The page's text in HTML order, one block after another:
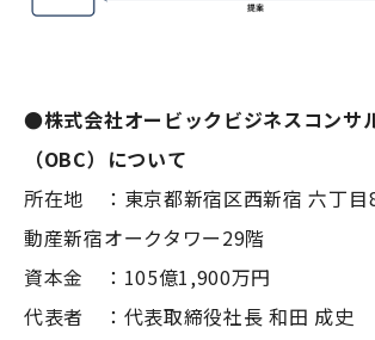
●株式会社オービックビジネスコンサ
（OBC）について
所在地 ：東京都新宿区西新宿 六丁目
動産新宿オークタワー29階
資本金 ：105億1,900万円
代表者 ：代表取締役社長 和田 成史